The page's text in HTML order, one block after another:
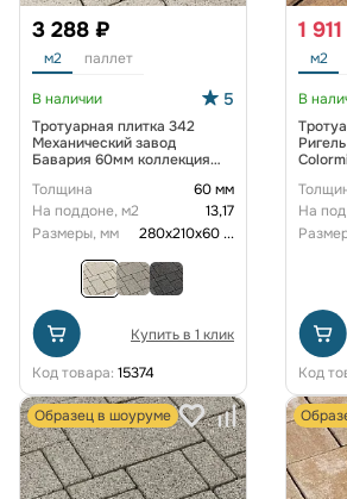
3 288 ₽
м2 паллет
В наличии 5
Тротуарная плитка 342
Механический завод
Бавария 60мм коллекция
Толщина
60 мм
На поддоне, м2
13,17
Размеры, мм
280х210х60...
Купить в 1 клик
Код товара: 15374
1
м2
В
На
Код
Образец в шоуруме